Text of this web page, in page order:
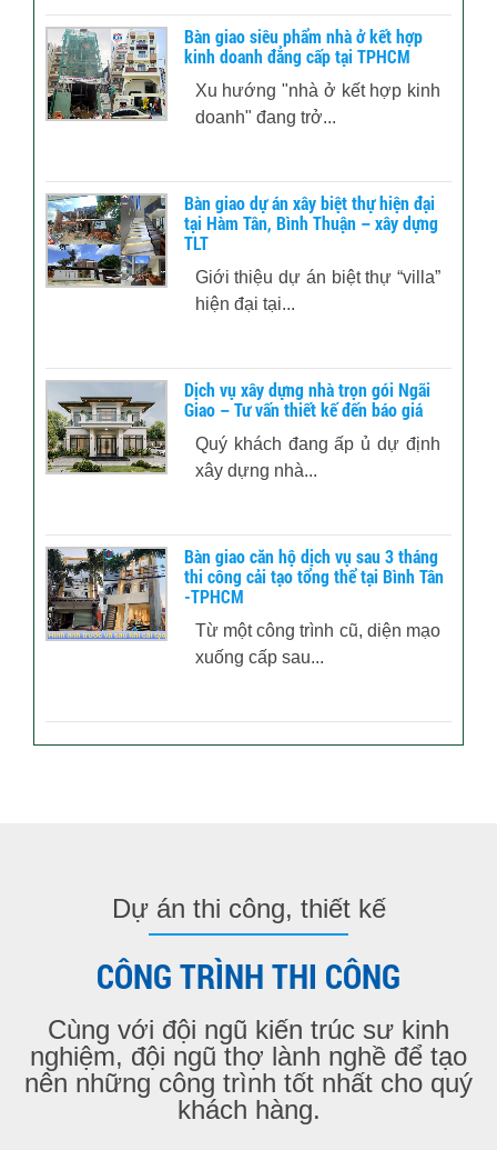
Bàn giao siêu phẩm nhà ở kết hợp
kinh doanh đẳng cấp tại TPHCM
Xu hướng "nhà ở kết hợp kinh
doanh" đang trở...
Bàn giao dự án xây biệt thự hiện đại
tại Hàm Tân, Bình Thuận – xây dựng
TLT
Giới thiệu dự án biệt thự “villa”
hiện đại tại...
Dịch vụ xây dựng nhà trọn gói Ngãi
Giao – Tư vấn thiết kế đến báo giá
Quý khách đang ấp ủ dự định
xây dựng nhà...
Bàn giao căn hộ dịch vụ sau 3 tháng
thi công cải tạo tổng thể tại Bình Tân
-TPHCM
Từ một công trình cũ, diện mạo
xuống cấp sau...
Dự án thi công, thiết kế
CÔNG TRÌNH THI CÔNG
Cùng với đội ngũ kiến trúc sư kinh
nghiệm, đội ngũ thợ lành nghề để tạo
nên những công trình tốt nhất cho quý
khách hàng.